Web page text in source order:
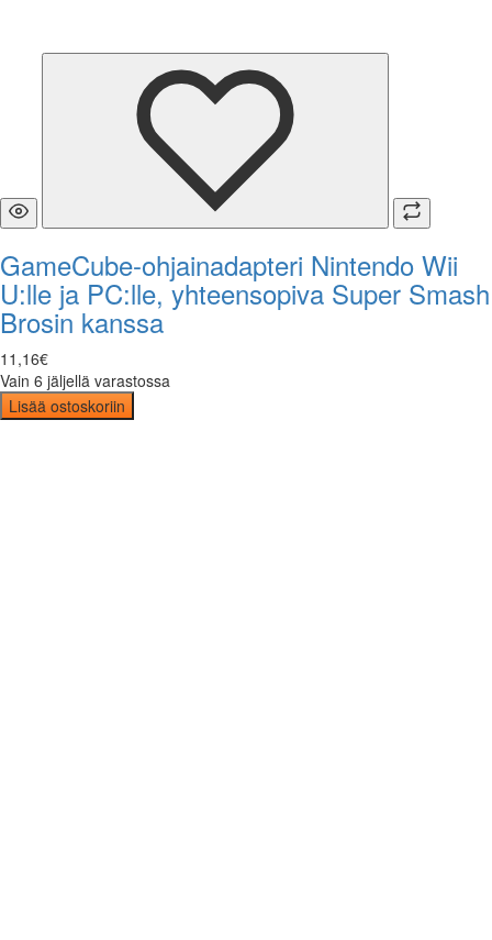
GameCube-ohjainadapteri Nintendo Wii
U:lle ja PC:lle, yhteensopiva Super Smash
Brosin kanssa
11 ,16€
Vain 6 jäljellä varastossa
Lisää ostoskoriin